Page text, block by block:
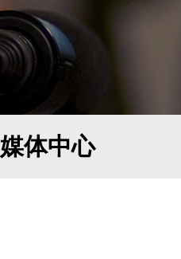
媒体中心